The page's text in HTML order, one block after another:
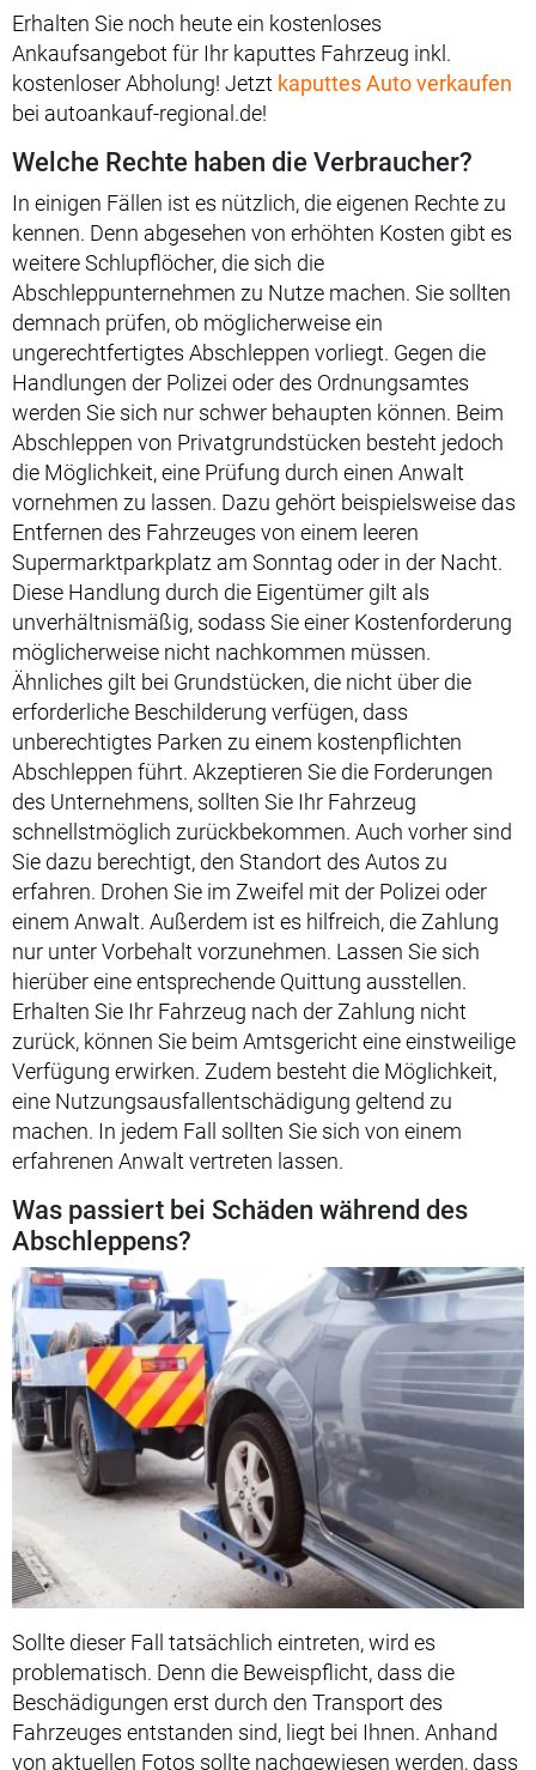
Erhalten Sie noch heute ein kostenloses
Ankaufsangebot für Ihr kaputtes Fahrzeug inkl.
kostenloser Abholung! Jetzt kaputtes Auto verkaufen
bei autoankauf-regional.de!
Welche Rechte haben die Verbraucher?
In einigen Fällen ist es nützlich, die eigenen Rechte zu
kennen. Denn abgesehen von erhöhten Kosten gibt es
weitere Schlupflöcher, die sich die
Abschleppunternehmen zu Nutze machen. Sie sollten
demnach prüfen, ob möglicherweise ein
ungerechtfertigtes Abschleppen vorliegt. Gegen die
Handlungen der Polizei oder des Ordnungsamtes
werden Sie sich nur schwer behaupten können. Beim
Abschleppen von Privatgrundstücken besteht jedoch
die Möglichkeit, eine Prüfung durch einen Anwalt
vornehmen zu lassen. Dazu gehört beispielsweise das
Entfernen des Fahrzeuges von einem leeren
Supermarktparkplatz am Sonntag oder in der Nacht.
Diese Handlung durch die Eigentümer gilt als
unverhältnismäßig, sodass Sie einer Kostenforderung
möglicherweise nicht nachkommen müssen.
Ähnliches gilt bei Grundstücken, die nicht über die
erforderliche Beschilderung verfügen, dass
unberechtigtes Parken zu einem kostenpflichten
Abschleppen führt. Akzeptieren Sie die Forderungen
des Unternehmens, sollten Sie Ihr Fahrzeug
schnellstmöglich zurückbekommen. Auch vorher sind
Sie dazu berechtigt, den Standort des Autos zu
erfahren. Drohen Sie im Zweifel mit der Polizei oder
einem Anwalt. Außerdem ist es hilfreich, die Zahlung
nur unter Vorbehalt vorzunehmen. Lassen Sie sich
hierüber eine entsprechende Quittung ausstellen.
Erhalten Sie Ihr Fahrzeug nach der Zahlung nicht
zurück, können Sie beim Amtsgericht eine einstweilige
Verfügung erwirken. Zudem besteht die Möglichkeit,
eine Nutzungsausfallentschädigung geltend zu
machen. In jedem Fall sollten Sie sich von einem
erfahrenen Anwalt vertreten lassen.
Was passiert bei Schäden während des
Abschleppens?
Sollte dieser Fall tatsächlich eintreten, wird es
problematisch. Denn die Beweispflicht, dass die
Beschädigungen erst durch den Transport des
Fahrzeuges entstanden sind, liegt bei Ihnen. Anhand
von aktuellen Fotos sollte nachgewiesen werden, dass